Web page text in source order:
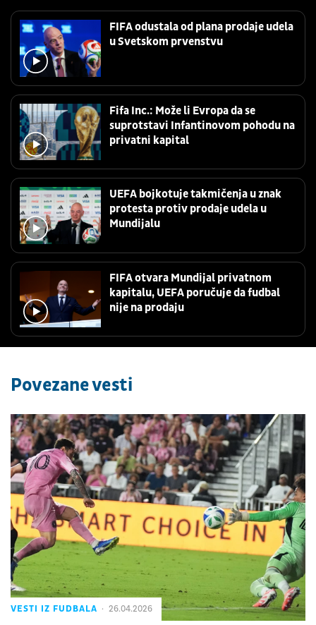
FIFA odustala od plana prodaje udela
u Svetskom prvenstvu
Fifa Inc.: Može li Evropa da se
suprotstavi Infantinovom pohodu na
privatni kapital
UEFA bojkotuje takmičenja u znak
protesta protiv prodaje udela u
Mundijalu
FIFA otvara Mundijal privatnom
kapitalu, UEFA poručuje da fudbal
nije na prodaju
Povezane vesti
VESTI IZ FUDBALA 26.04.2026